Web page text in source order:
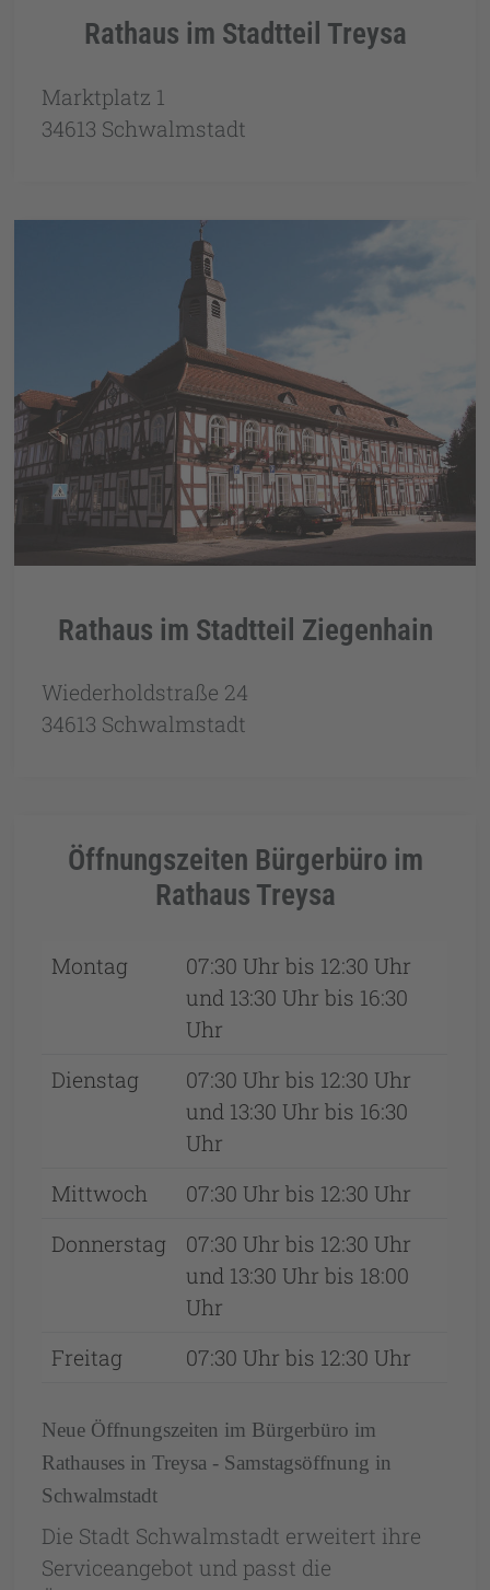
Rathaus im Stadtteil Treysa
Marktplatz 1
34613 Schwalmstadt
Rathaus im Stadtteil Ziegenhain
Wiederholdstraße 24
34613 Schwalmstadt
Öffnungszeiten Bürgerbüro im
Rathaus Treysa
Montag
07:30 Uhr bis 12:30 Uhr
und 13:30 Uhr bis 16:30
Uhr
Dienstag
07:30 Uhr bis 12:30 Uhr
und 13:30 Uhr bis 16:30
Uhr
Mittwoch
07:30 Uhr bis 12:30 Uhr
Donnerstag
07:30 Uhr bis 12:30 Uhr
und 13:30 Uhr bis 18:00
Uhr
Freitag
07:30 Uhr bis 12:30 Uhr
Neue Öffnungszeiten im Bürgerbüro im
Rathauses in Treysa - Samstagsöffnung in
Schwalmstadt
Die Stadt Schwalmstadt erweitert ihre
Serviceangebot und passt die